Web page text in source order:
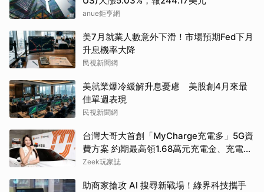
anue鉅亨網
美7月就業人數意外下滑！市場預期Fed下月
升息機率大降
民視新聞網
美就業爆冷緩解升息憂慮 美股創4月來最
佳單週表現
民視新聞網
台灣大哥大首創「MyCharge充電多」5G資
費方案 約期最高領1.68萬元充電金、充電最
高89折
Zeek玩家誌
助商家搶攻 AI 搜尋新戰場！綠界科技攜手